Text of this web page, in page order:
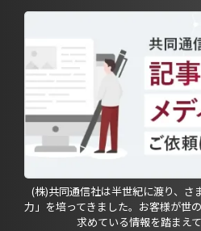
(株)共同通信社は半世紀に渡り、さ
力」を培ってきました。お客様が世
求めている情報を踏まえ